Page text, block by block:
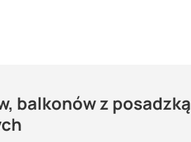
balkonów z posadzką